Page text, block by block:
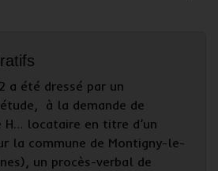
a été dressé par un
à la demande de
H… locataire en titre d’un
la commune de Montigny-le-
un procès-verbal de